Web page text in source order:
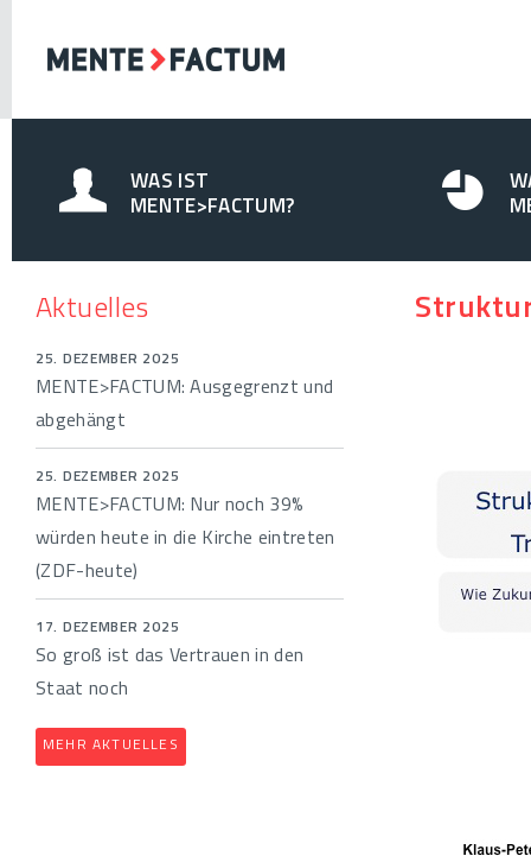
WAS IST
MENTE>FACTUM?
Aktuelles
25. DEZEMBER 2025
MENTE>FACTUM: Ausgegrenzt und
abgehängt
25. DEZEMBER 2025
MENTE>FACTUM: Nur noch 39%
würden heute in die Kirche eintreten
(ZDF-heute)
17. DEZEMBER 2025
So groß ist das Vertrauen in den
Staat noch
MEHR AKTUELLES